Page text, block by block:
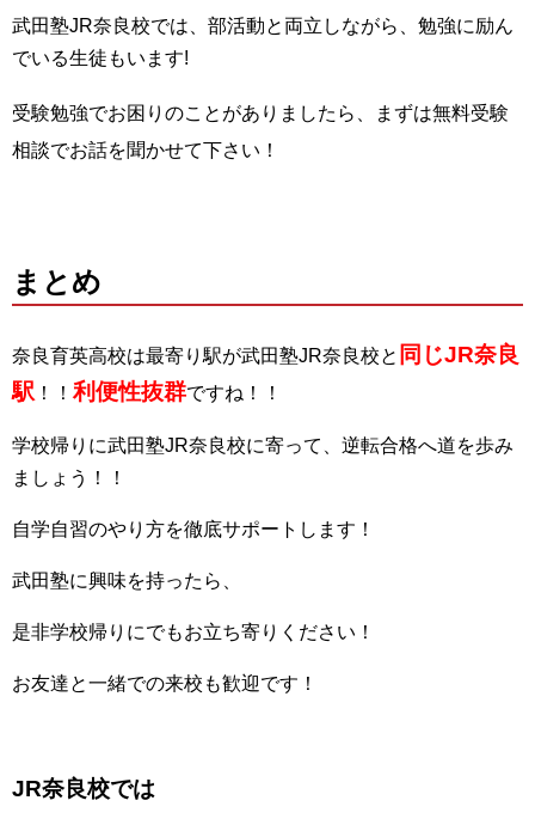
武田塾JR奈良校では、部活動と両立しながら、勉強に励ん
でいる生徒もいます!
受験勉強でお困りのことがありましたら、まずは無料受験
相談でお話を聞かせて下さい！
まとめ
奈良育英高校は最寄り駅が武田塾JR奈良校と 同じJR奈良
駅 ！！利便性抜群ですね！！
学校帰りに武田塾JR奈良校に寄って、逆転合格へ道を歩み
ましょう！！
自学自習のやり方を徹底サポートします！
武田塾に興味を持ったら、
是非学校帰りにでもお立ち寄りください！
お友達と一緒での来校も歓迎です！
JR奈良校では